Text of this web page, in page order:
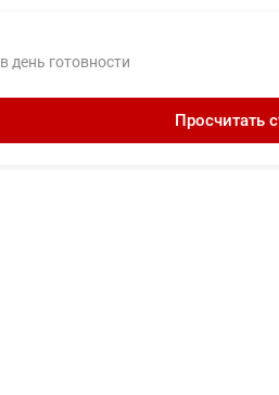
в день готовности
Просчитать